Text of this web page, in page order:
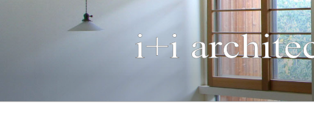
I+I ARCHITECTS
アイプラスアイ設計事務所は、多様な
です。 これまで全国で120軒以上の住